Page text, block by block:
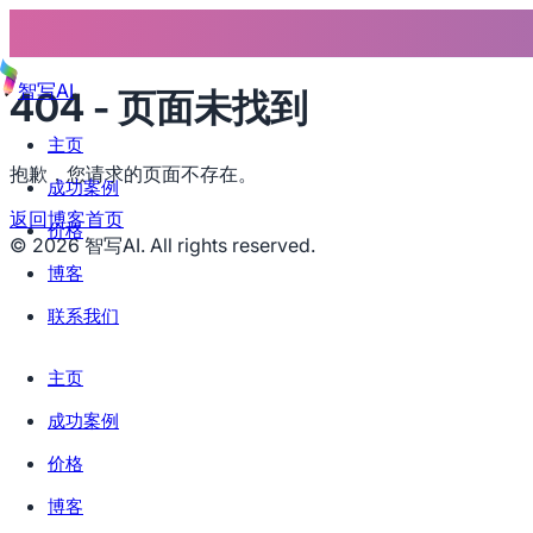
智写AI
主页
成功案例
价格
博客
联系我们
主页
成功案例
价格
博客
404 - 页面未找到
抱歉，您请求的页面不存在。
返回博客首页
© 2026智写AI. All rights reserved.